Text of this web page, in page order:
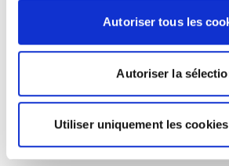
Autoriser tous les
Autoriser la
Utiliser uniquement les